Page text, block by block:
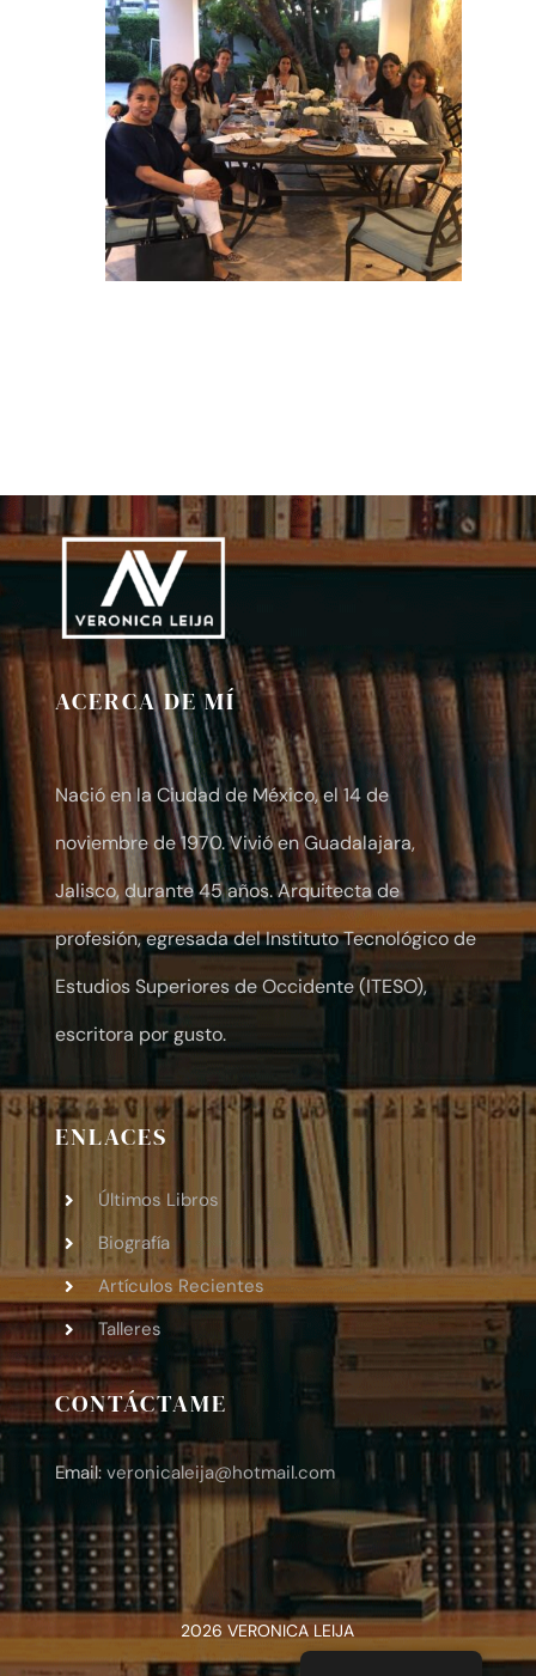
ACERCA DE MÍ
Nació en la Ciudad de México, el 14 de
noviembre de 1970. Vivió en Guadalajara,
Jalisco, durante 45 años. Arquitecta de
profesión, egresada del Instituto Tecnológico de
Estudios Superiores de Occidente (ITESO),
escritora por gusto.
ENLACES
Últimos Libros
Biografía
Artículos Recientes
Talleres
CONTÁCTAME
Email: veronicaleija@hotmail.com
2026 VERONICA LEIJA